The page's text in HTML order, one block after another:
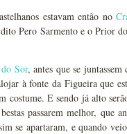
estavam então no
Pero Sarmento e o Prior
Sor, antes que se juntassem
à fonte da Figueira que
costume. E sendo já alto
passarem melhor, que
se apartaram, e quando